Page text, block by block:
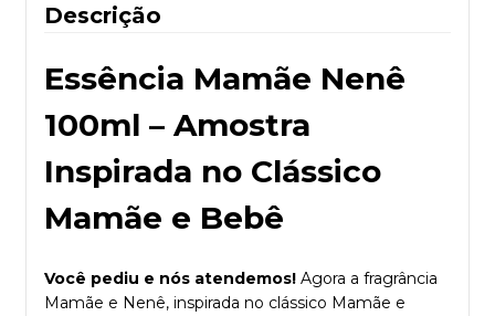
Descrição
Essência Mamãe Nenê
100ml – Amostra
Inspirada no Clássico
Mamãe e Bebê
Você pediu e nós atendemos! Agora a fragrância
Mamãe e Nenê, inspirada no clássico Mamãe e